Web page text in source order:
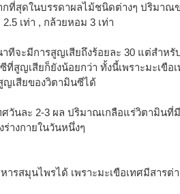
กที่สุดในบรรดาผลไม้ชนิดต่างๆ ปริมาณ
เท่า , กล้วยหอม 3 เท่า
จะมีการสูญเสียถึงร้อยละ 30 แต่สำหรั
ญเสียก็ยังน้อยกว่า ทั้งนี้เพราะมะเขือ
ญเสียของวิตามินซีได้
วันละ 2-3 ผล ปริมาณเกลือแร่วิตามินที่
างกายในวันหนึ่งๆ
ารสมุนไพรได้ เพราะมะเขือเทศมีสารต่